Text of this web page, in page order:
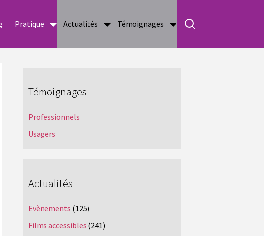
Pratique Actualités Témoignages
Témoignages
Professionnels
Usagers
Actualités
Evènements (125)
Films accessibles (241)